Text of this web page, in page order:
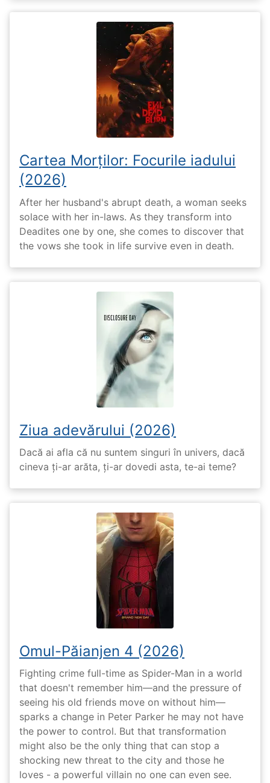
Cartea Morților: Focurile iadului
(2026)
After her husband's abrupt death, a woman seeks
solace with her in-laws. As they transform into
Deadites one by one, she comes to discover that
the vows she took in life survive even in death.
Ziua adevărului (2026)
Dacă ai afla că nu suntem singuri în univers, dacă
cineva ți-ar arăta, ți-ar dovedi asta, te-ai teme?
Omul-Păianjen 4 (2026)
Fighting crime full-time as Spider-Man in a world
that doesn't remember him—and the pressure of
seeing his old friends move on without him—
sparks a change in Peter Parker he may not have
the power to control. But that transformation
might also be the only thing that can stop a
shocking new threat to the city and those he
loves - a powerful villain no one can even see.